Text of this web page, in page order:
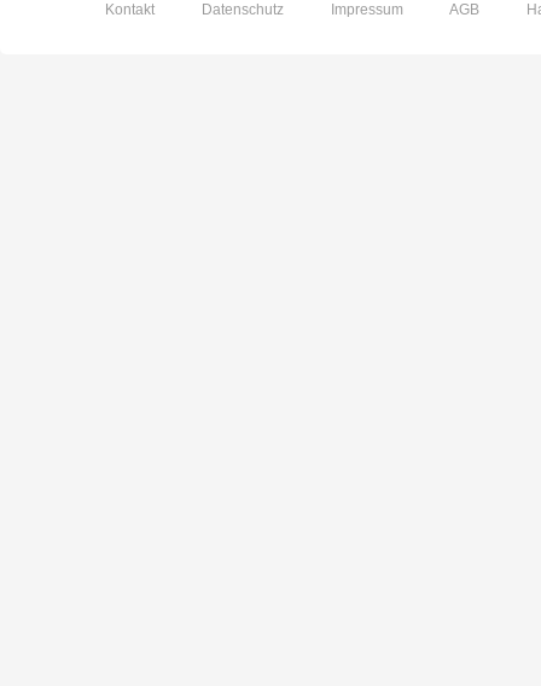
Kontakt Datenschutz Impressum AGB